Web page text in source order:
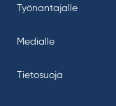
Työnantajalle
Medialle
Tietosuoja